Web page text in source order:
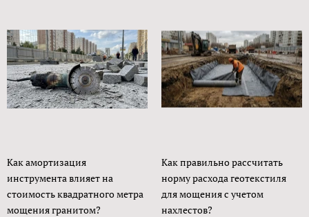
Как амортизация
инструмента влияет на
стоимость квадратного метра
мощения гранитом?
Как правильно рассчитать
норму расхода геотекстиля
для мощения с учетом
нахлестов?